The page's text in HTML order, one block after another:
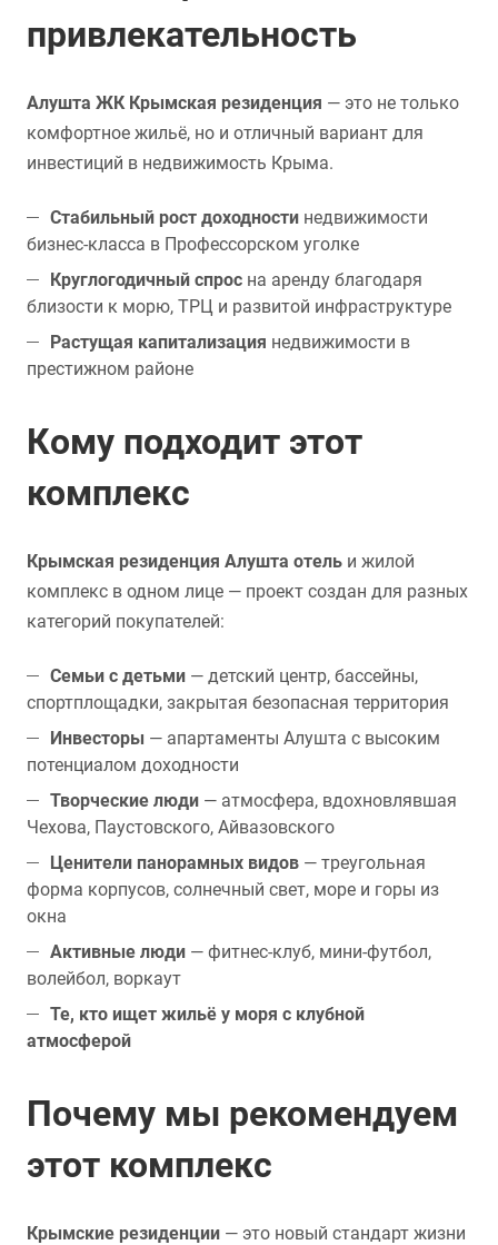
привлекательность
Алушта ЖК Крымская резиденция — это не только
комфортное жильё, но и отличный вариант для
инвестиций в недвижимость Крыма.
Стабильный рост доходности недвижимости
бизнес-класса в Профессорском уголке
Круглогодичный спрос на аренду благодаря
близости к морю, ТРЦ и развитой инфраструктуре
Растущая капитализация недвижимости в
престижном районе
Кому подходит этот
комплекс
Крымская резиденция Алушта отель и жилой
комплекс в одном лице — проект создан для разных
категорий покупателей:
Семьи с детьми — детский центр, бассейны,
спортплощадки, закрытая безопасная территория
Инвесторы — апартаменты Алушта с высоким
потенциалом доходности
Творческие люди — атмосфера, вдохновлявшая
Чехова, Паустовского, Айвазовского
Ценители панорамных видов — треугольная
форма корпусов, солнечный свет, море и горы из
окна
Активные люди — фитнес-клуб, мини-футбол,
волейбол, воркаут
Те, кто ищет жильё у моря с клубной
атмосферой
Почему мы рекомендуем
этот комплекс
Крымские резиденции — это новый стандарт жизни